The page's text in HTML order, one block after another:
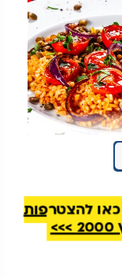
איך
בראל
להצטרפות